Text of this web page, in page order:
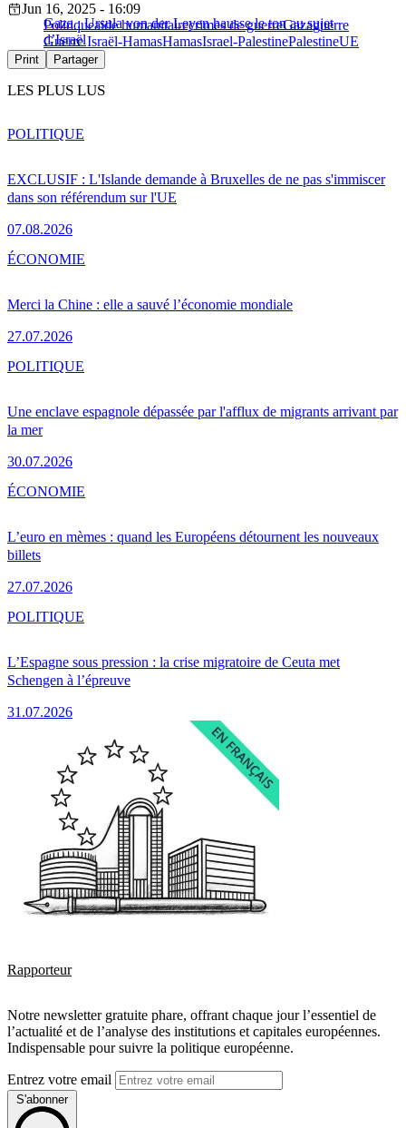
Gaza : Ursula von der Leyen hausse le ton au sujet
d’Israël
Jun 16, 2025 - 16:09
Politiqueaide humanitairecrimes de guerreGazaguerre
Guerre Israël-HamasHamasIsrael-PalestinePalestineUE
Print Partager
LES PLUS LUS
EXCLUSIF : L'Islande demande à Bruxelles de ne pas s'immiscer
dans son référendum sur l'UE
07.08.2026
POLITIQUE
Merci la Chine : elle a sauvé l’économie mondiale
27.07.2026
ÉCONOMIE
Une enclave espagnole dépassée par l'afflux de migrants arrivant par
la mer
30.07.2026
POLITIQUE
L’euro en mèmes : quand les Européens détournent les nouveaux
billets
27.07.2026
ÉCONOMIE
L’Espagne sous pression : la crise migratoire de Ceuta met
Schengen à l’épreuve
31.07.2026
POLITIQUE
Rapporteur
Notre newsletter gratuite phare, offrant chaque jour l’essentiel de
l’actualité et de l’analyse des institutions et capitales européennes.
Indispensable pour suivre la politique européenne.
Entrez votre email
S'abonner